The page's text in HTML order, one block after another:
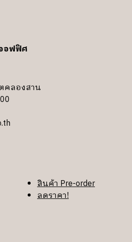
อฟฟิศ
คลองสาน
สินค้า Pre-order
ลดราคา!